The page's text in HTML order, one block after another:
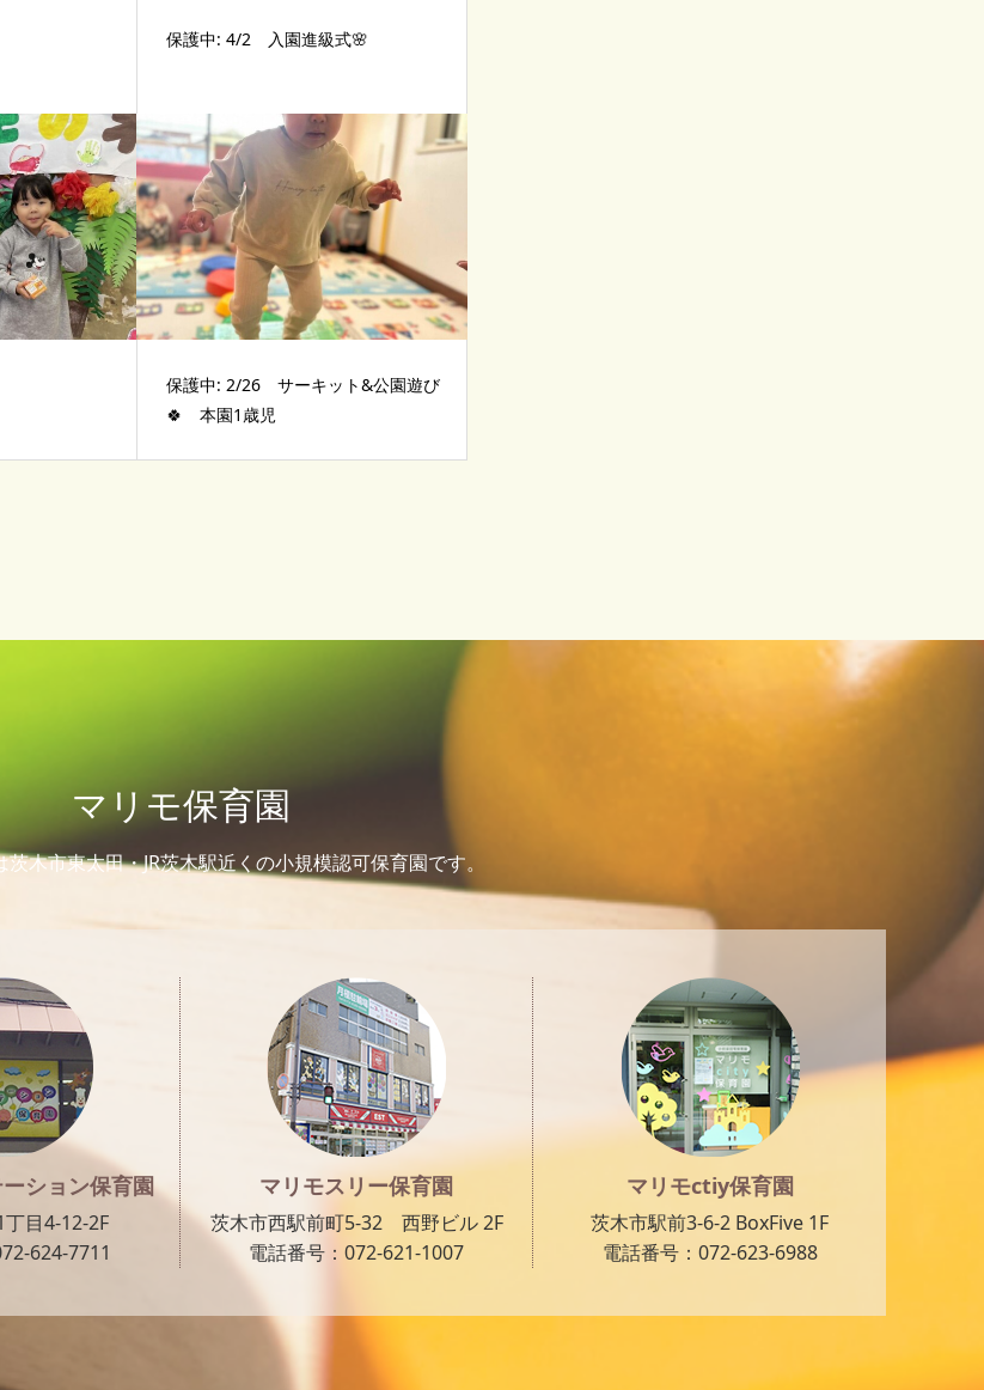
保護中: 4/2 入園進級式🌸
保護中: 2/26 サーキット&公園遊び
🍀 本園1歳児
マリモ保育園
茨木市東太田・JR茨木駅近くの小規模認可保育園です。
ション保育園
目4-12-2F
624-7711
マリモスリー保育園
茨木市西駅前町5-32 西野ビル 2F
電話番号：072-621-1007
マリモctiy保育園
茨木市駅前3-6-2 BoxFive 1F
電話番号：072-623-6988